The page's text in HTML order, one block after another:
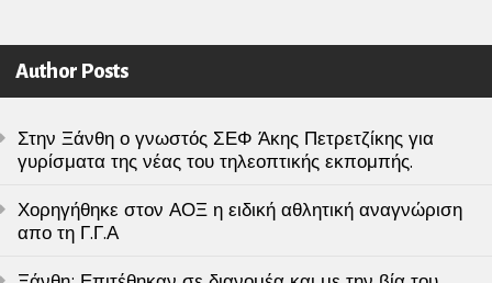
Author Posts
Στην Ξάνθη ο γνωστός ΣΕΦ Άκης Πετρετζίκης για
γυρίσματα της νέας του τηλεοπτικής εκπομπής.
Χορηγήθηκε στον ΑΟΞ η ειδική αθλητική αναγνώριση
απο τη Γ.Γ.Α